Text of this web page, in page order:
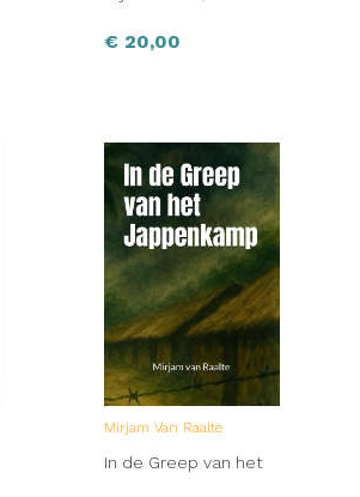
€ 20,00
Mirjam Van Raalte
In de Greep van het